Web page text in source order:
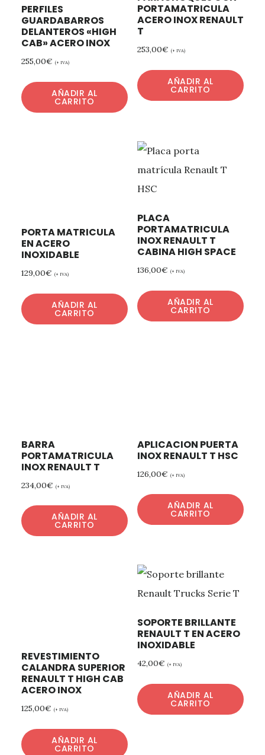
PERFILES
GUARDABARROS
DELANTEROS «HIGH
CAB» ACERO INOX
255,00€ (+ IVA)
AÑADIR AL
CARRITO
PORTAMATRICULA
ACERO INOX RENAULT
T
253,00€ (+ IVA)
AÑADIR AL
CARRITO
PORTA MATRICULA
EN ACERO
INOXIDABLE
129,00€ (+ IVA)
AÑADIR AL
CARRITO
PLACA
PORTAMATRICULA
INOX RENAULT T
CABINA HIGH SPACE
136,00€ (+ IVA)
AÑADIR AL
CARRITO
BARRA
PORTAMATRICULA
INOX RENAULT T
234,00€ (+ IVA)
AÑADIR AL
CARRITO
APLICACION PUERTA
INOX RENAULT T HSC
126,00€ (+ IVA)
AÑADIR AL
CARRITO
REVESTIMIENTO
CALANDRA SUPERIOR
RENAULT T HIGH CAB
ACERO INOX
125,00€ (+ IVA)
AÑADIR AL
CARRITO
SOPORTE BRILLANTE
RENAULT T EN ACERO
INOXIDABLE
42,00€ (+ IVA)
AÑADIR AL
CARRITO